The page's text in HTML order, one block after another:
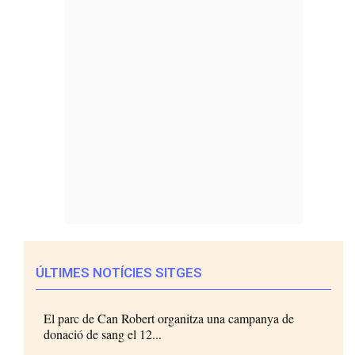
ÚLTIMES NOTÍCIES SITGES
El parc de Can Robert organitza una campanya de
donació de sang el 12...